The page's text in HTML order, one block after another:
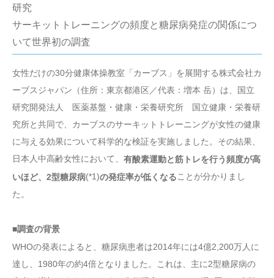
研究
サーキットトレーニングの頻度と糖尿病発症の関係につ
いて世界初の調査
女性だけの30分健康体操教室「カーブス」を展開する株式会社カ
ーブスジャパン（住所：東京都港区／代表：増本 岳）は、国立
研究開発法人 医薬基盤・健康・栄養研究所 国立健康・栄養研
究所と共同で、カーブスのサーキットトレーニングが女性の健康
に与える効果について科学的な検証を実施しました。その結果、
日本人中高齢女性において、 有酸素運動と筋トレを行う頻度が高
いほど、2型糖尿病(*1)の発症率が低くなることが分かりまし
た。
■調査の背景
WHOの発表によると、糖尿病患者は2014年には4億2,200万人に
達し、1980年の約4倍となりました。これは、主に2型糖尿病の